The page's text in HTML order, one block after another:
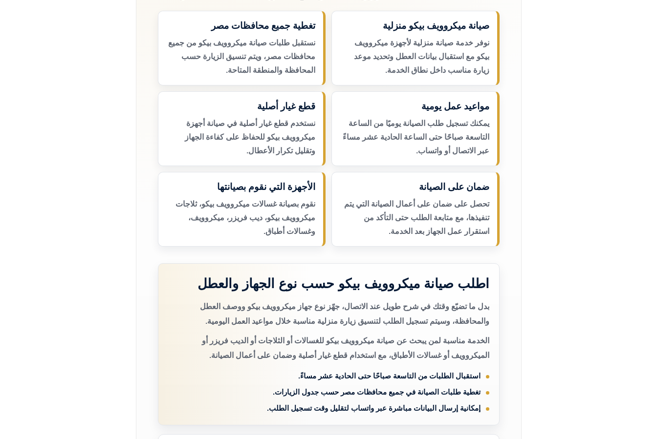
صيانة ميكروويف بيكو منزلية
نوفر خدمة صيانة منزلية لأجهزة ميكروويف
بيكو مع استقبال بيانات العطل وتحديد موعد
زيارة مناسب داخل نطاق الخدمة.
تغطية جميع محافظات مصر
نستقبل طلبات صيانة ميكروويف بيكو من جميع
محافظات مصر، ويتم تنسيق الزيارة حسب
المحافظة والمنطقة المتاحة.
مواعيد عمل يومية
يمكنك تسجيل طلب الصيانة يوميًا من الساعة
التاسعة صباحًا حتى الساعة الحادية عشر مساءً
عبر الاتصال أو واتساب.
قطع غيار أصلية
نستخدم قطع غيار أصلية في صيانة أجهزة
ميكروويف بيكو للحفاظ على كفاءة الجهاز
وتقليل تكرار الأعطال.
ضمان على الصيانة
تحصل على ضمان على أعمال الصيانة التي يتم
تنفيذها، مع متابعة الطلب حتى التأكد من
استقرار عمل الجهاز بعد الخدمة.
الأجهزة التي نقوم بصيانتها
نقوم بصيانة غسالات ميكروويف بيكو، ثلاجات
ميكروويف بيكو، ديب فريزر، ميكروويف،
وغسالات أطباق.
اطلب صيانة ميكروويف بيكو حسب نوع الجهاز والعطل
بدل ما تضيّع وقتك في شرح طويل عند الاتصال، جهّز نوع جهاز ميكروويف بيكو ووصف العطل
والمحافظة، وسيتم تسجيل الطلب لتنسيق زيارة منزلية مناسبة خلال مواعيد العمل اليومية.
الخدمة مناسبة لمن يبحث عن صيانة ميكروويف بيكو للغسالات أو الثلاجات أو الديب فريزر أو
الميكروويف أو غسالات الأطباق، مع استخدام قطع غيار أصلية وضمان على أعمال الصيانة.
استقبال الطلبات من التاسعة صباحًا حتى الحادية عشر مساءً.
تغطية طلبات الصيانة في جميع محافظات مصر حسب جدول الزيارات.
إمكانية إرسال البيانات مباشرة عبر واتساب لتقليل وقت تسجيل الطلب.